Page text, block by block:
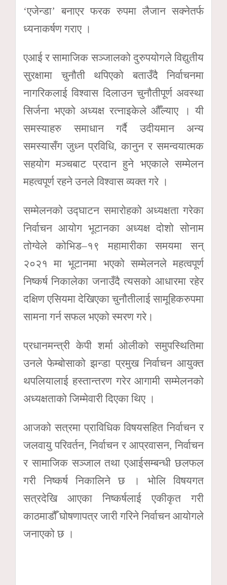
‘एजेन्डा’ बनाएर फरक रुपमा लैजान सक्नेतर्फ
ध्यनाकर्षण गराए ।
एआई र सामाजिक सञ्जालको दुरुपयोगले विद्युतीय
सुरक्षामा चुनौती थपिएको बताउँदै निर्वाचनमा
नागरिकलाई विश्वास दिलाउन चुनौतीपूर्ण अवस्था
सिर्जना भएको अध्यक्ष रत्नाइकेले औँल्याए । यी
समस्याहरु समाधान गर्दै उदीयमान अन्य
समस्यासँग जुध्न प्रविधि, कानुन र समन्वयात्मक
सहयोग मञ्चबाट प्रदान हुने भएकाले सम्मेलन
महत्वपूर्ण रहने उनले विश्वास व्यक्त गरे ।
सम्मेलनको उद्घाटन समारोहको अध्यक्षता गरेका
निर्वाचन आयोग भूटानका अध्यक्ष दोशो सोनाम
तोग्वेले कोभिड–१९ महामारीका समयमा सन्
२०२१ मा भूटानमा भएको सम्मेलनले महत्वपूर्ण
निष्कर्ष निकालेका जनाउँदै त्यसको आधारमा रहेर
दक्षिण एसियमा देखिएका चुनौतीलाई सामूहिकरुपमा
सामना गर्न सफल भएको स्मरण गरे।
प्रधानमन्त्री केपी शर्मा ओलीको समुपस्थितिमा
उनले फेम्बोसाको झन्डा प्रमुख निर्वाचन आयुक्त
थपलियालाई हस्तान्तरण गरेर आगामी सम्मेलनको
अध्यक्षताको जिम्मेवारी दिएका थिए ।
आजको सत्रमा प्राविधिक विषयसहित निर्वाचन र
जलवायु परिवर्तन, निर्वाचन र आप्रवासन, निर्वाचन
र सामाजिक सञ्जाल तथा एआईसम्बन्धी छलफल
गरी निष्कर्ष निकालिने छ । भोलि विषयगत
सत्रदेखि आएका निष्कर्षलाई एकीकृत गरी
काठमाडौँ घोषणापत्र जारी गरिने निर्वाचन आयोगले
जनाएको छ ।